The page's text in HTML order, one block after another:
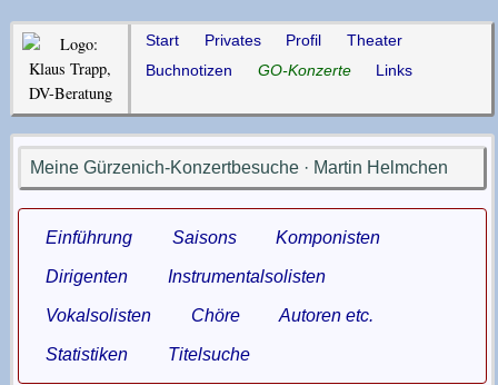
Start Privates Profil
Theater
Buchnotizen
GO-Konzerte Links
Meine Gürzenich-Konzertbesuche · Martin Helmchen
Einführung Saisons Komponisten
Dirigenten Instrumentalsolisten
Vokalsolisten Chöre Autoren etc.
Statistiken Titelsuche